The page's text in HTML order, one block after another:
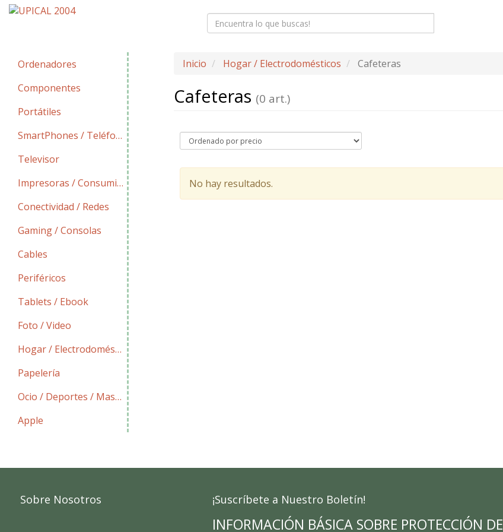
Ordenadores
Componentes
Portátiles
SmartPhones / Teléfonos
Televisor
Impresoras / Consumibles
Conectividad / Redes
Gaming / Consolas
Cables
Periféricos
Tablets / Ebook
Foto / Video
Hogar / Electrodomésticos
Papelería
Ocio / Deportes / Mascotas
Apple
Inicio Hogar / Electrodomésticos Cafeteras
Cafeteras (0 art.)
No hay resultados.
Sobre Nosotros ¡Suscríbete a Nuestro Boletín!
INFORMACIÓN BÁSICA SOBRE PROTECCIÓN DE